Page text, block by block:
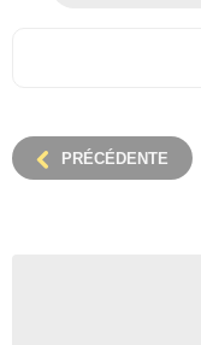
PRÉCÉDENTE